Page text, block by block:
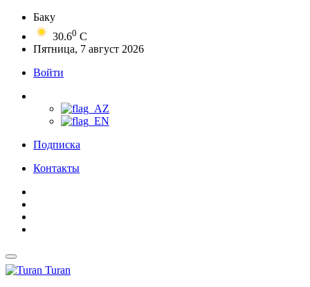
Баку
30.60 C
Пятница, 7 август 2026
Войти
Подписка
Контакты
Turan